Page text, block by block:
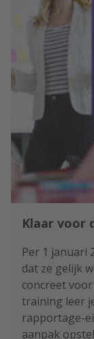
Klaar voor
Per 1 januari
dat ze gelijk
concreet
training leer
rapportage-
aanpak